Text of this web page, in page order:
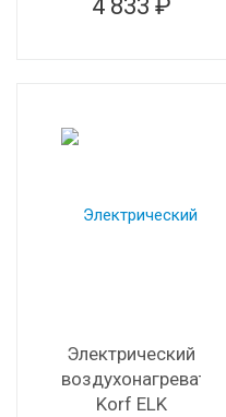
4 833 ₽
Электрический
воздухонагреватель
Korf ELK